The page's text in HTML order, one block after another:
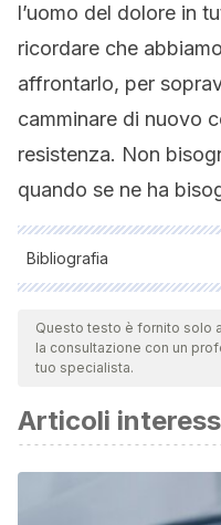
l’uomo del dolore in
ricordare che
affrontarlo, per
camminare di nuovo
resistenza. Non
quando se ne ha
Bibliografia
Todas as fontes citadas
nossa equipe para
atualidade e validade. A
Makselon J (2011)The
American Psychologist,
https://
Questo testo è fornito solo
la consultazione con un
tuo specialista.
Articoli